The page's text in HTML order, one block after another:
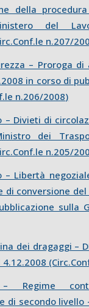
della
del
n.207/
– Proroga
in corso di
n.206/2008)
– Divieti di
dei
n.205/
– Libertà
di conversione del
sulla
dei dragaggi –
4.12.2008
– Regime
di secondo livello